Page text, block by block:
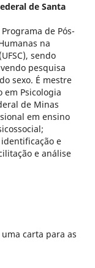
de Santa
de Pós-
na
sendo
pesquisa
sexo. É mestre
em Psicologia
de Minas
em ensino
e
e análise
carta para as